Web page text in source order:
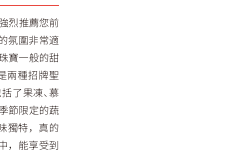
烈推薦您前
氛圍非常適
寶一般的甜
兩種招牌聖
了果凍、慕
節限定的蔬
獨特，真的
，能享受到